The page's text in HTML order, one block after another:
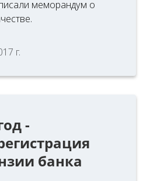
меморандум о
г.
-
банка